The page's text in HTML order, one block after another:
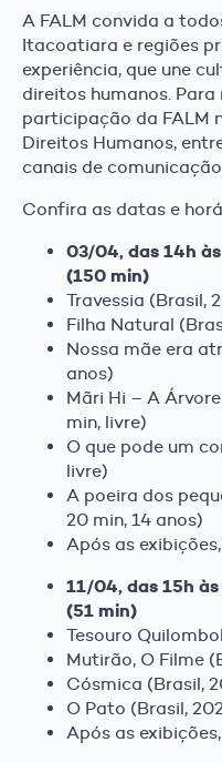
A FALM convida a
Itacoatiara e regiões
experiência, que une
direitos humanos.
participação da FALM
Direitos Humanos,
canais de
Confira as datas e
03/04, das 14h
(150 min)
Travessia (Brasil,
Filha Natural
Nossa mãe era
anos)
Mãri Hi – A
min, livre)
O que pode um
livre)
A poeira dos
20 min, 14 anos)
Após as
11/04, das 15h
(51 min)
Tesouro
Mutirão, O Filme
Cósmica (Brasil,
O Pato (Brasil,
Após as